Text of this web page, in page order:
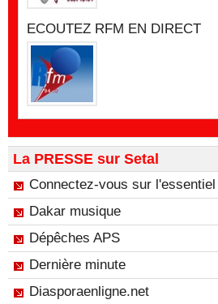
ECOUTEZ RFM EN DIRECT
La PRESSE sur Setal
Connectez-vous sur l'essentiel
Dakar musique
Dépêches APS
Dernière minute
Diasporaenligne.net